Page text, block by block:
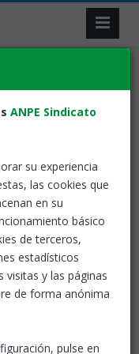
por
falta de
18 Nov, 2025
ANPE atendió
el curso 2024-25
apoyo a un total
en sus
ANPE Sindicato
su experiencia
las cookies que
en su
básico
de terceros,
estadísticos
visitas y las páginas
de forma anónima
pulse en